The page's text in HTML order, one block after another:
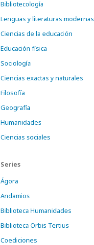
Bibliotecología
Lenguas y literaturas modernas
Ciencias de la educación
Educación física
Sociología
Ciencias exactas y naturales
Filosofía
Geografía
Humanidades
Ciencias sociales
Series
Ágora
Andamios
Biblioteca Humanidades
Biblioteca Orbis Tertius
Coediciones